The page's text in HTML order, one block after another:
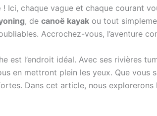
! Ici, chaque vague et chaque courant
, de canoë kayak ou tout
Accrochez-vous, l’aventure
est l’endroit idéal. Avec ses rivières
en mettront plein les yeux. Que vous
Dans cet article, nous